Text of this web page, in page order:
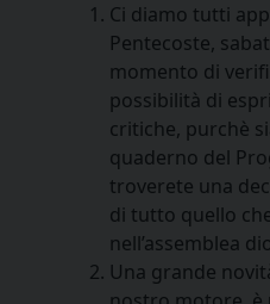
Ci diamo tutti
Pentecoste,
momento di
possibilità di
critiche, purchè
quaderno del
troverete una
di tutto quello
nell’assemblea
Una grande